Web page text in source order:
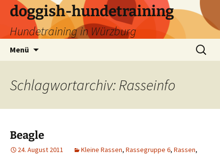
Zum
Inhalt
springen
doggish-hundetraining
Hundetraining in Würzburg
Menü
Suchen
nach:
Schlagwortarchiv: Rasseinfo
Beagle
24. August 2011 Kleine Rassen, Rassegruppe 6, Rassen,